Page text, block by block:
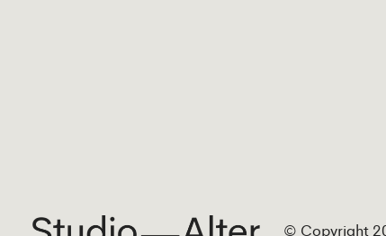
© Copyright